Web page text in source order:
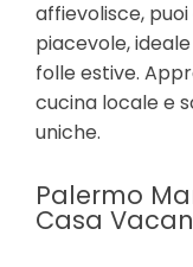
affievolisce,
piacevole,
folle estive.
cucina locale e
uniche.
Palermo
Casa